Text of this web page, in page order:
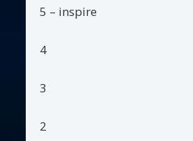
5 – inspire
4
3
2